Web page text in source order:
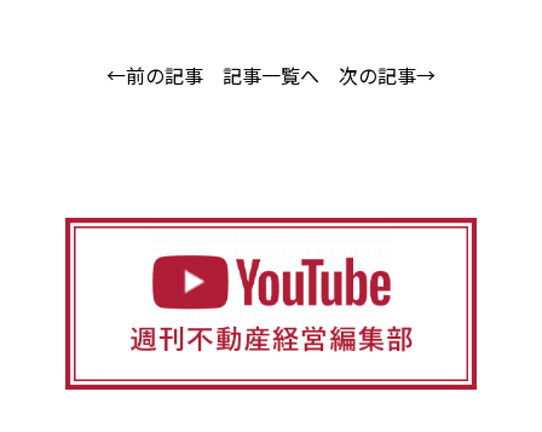
←前の記事 記事一覧へ 次の記事→